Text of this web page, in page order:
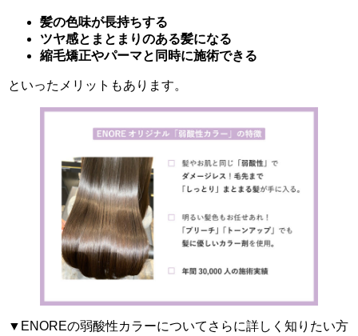
髪の色味が長持ちする
ツヤ感とまとまりのある髪になる
縮毛矯正やパーマと同時に施術できる
といったメリットもあります。
▼ENOREの弱酸性カラーについてさらに詳しく知りたい方